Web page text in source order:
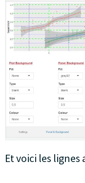
Et voici les